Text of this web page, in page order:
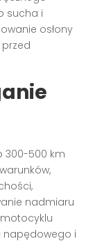
sucha i
osłony
300-500 km
nadmiaru
napędowego i